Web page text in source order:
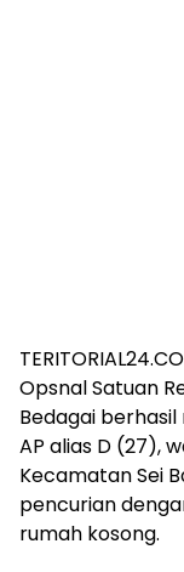
Opsnal Satuan
Bedagai
AP alias D (27),
Kecamatan Sei
pencurian
rumah kosong.